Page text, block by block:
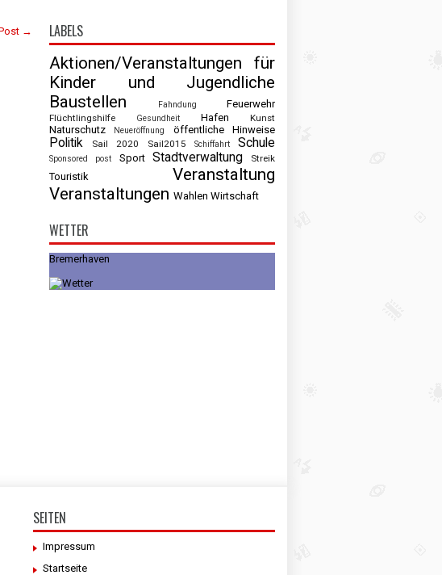
→
LABELS
Aktionen/Veranstaltungen für
Kinder und Jugendliche
Baustellen
Fahndung Feuerwehr
Flüchtlingshilfe Gesundheit Hafen Kunst
Naturschutz Neueröffnung öffentliche Hinweise
Politik Sail 2020 Sail2015 Schiffahrt Schule
Sponsored post Sport Stadtverwaltung Streik
Touristik
Veranstaltung
Veranstaltungen Wahlen Wirtschaft
WETTER
Bremerhaven
SEITEN
Impressum
Startseite